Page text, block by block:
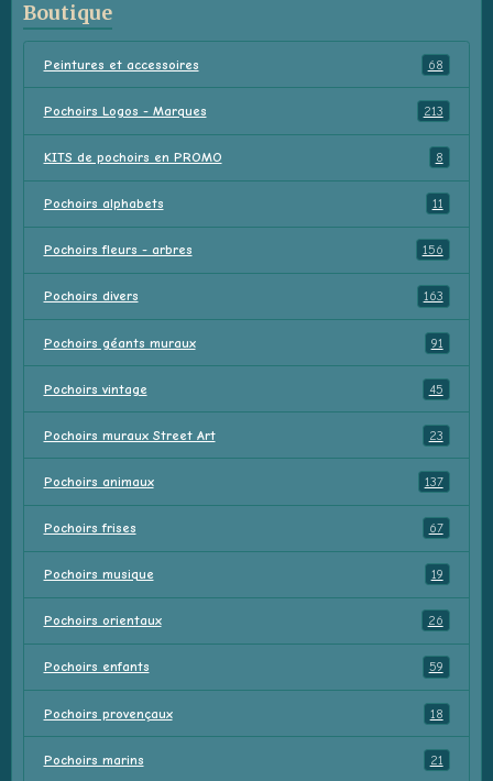
Boutique
Peintures et accessoires 68
Pochoirs Logos - Marques 213
KITS de pochoirs en PROMO 8
Pochoirs alphabets 11
Pochoirs fleurs - arbres 156
Pochoirs divers 163
Pochoirs géants muraux 91
Pochoirs vintage 45
Pochoirs muraux Street Art 23
Pochoirs animaux 137
Pochoirs frises 67
Pochoirs musique 19
Pochoirs orientaux 26
Pochoirs enfants 59
Pochoirs provençaux 18
Pochoirs marins 21